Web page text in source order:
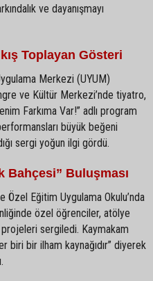
ve dayanışmayı
Toplayan Gösteri
Merkezi (UYUM)
ve Kültür Merkezi’nde tiyatro,
Farkıma Var!” adlı program
büyük beğeni
sergi yoğun ilgi gördü.
Bahçesi” Buluşması
Özel Eğitim Uygulama Okulu’nda
özel öğrenciler, atölye
projeleri sergiledi. Kaymakam
biri bir ilham kaynağıdır” diyerek